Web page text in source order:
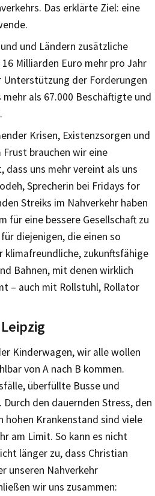
Das erklärte Ziel: eine
und Ländern zusätzliche
Milliarden Euro mehr pro Jahr
Unterstützung der Forderungen
als 67.000 Beschäftigte und
Krisen, Existenzsorgen und
brauchen wir eine
dass uns mehr vereint als uns
Sprecherin bei Fridays for
Streiks im Nahverkehr haben
für eine bessere Gesellschaft zu
diejenigen, die einen so
klimafreundliche, zukunftsfähige
Bahnen, mit denen wirklich
– auch mit Rollstuhl, Rollator
Kinderwagen, wir alle wollen
von A nach B kommen.
überfüllte Busse und
den dauernden Stress, den
hohen Krankenstand sind viele
am Limit. So kann es nicht
länger zu, dass Christian
unseren Nahverkehr
wir uns zusammen: